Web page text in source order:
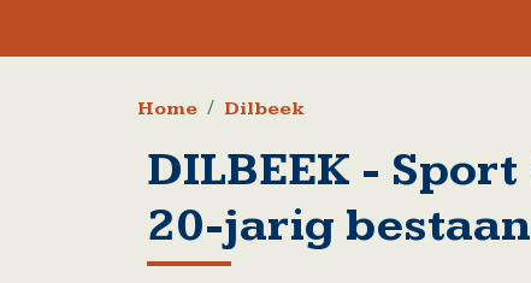
Kruimelpad
Home Dilbeek
DILBEEK -
20-jarig bestaan